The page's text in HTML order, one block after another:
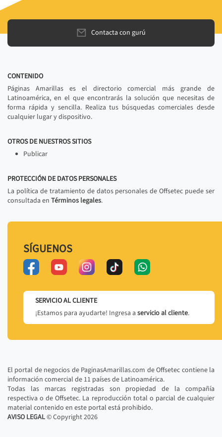
Contacta con gurú
CONTENIDO
Páginas Amarillas es el directorio comercial más grande de
Latinoamérica, en el que encontrarás la solución que necesitas de
forma rápida y sencilla. Realiza tus búsquedas comerciales desde
cualquier lugar y dispositivo.
OTROS DE NUESTROS SITIOS
Publicar
PROTECCIÓN DE DATOS PERSONALES
La política de tratamiento de datos personales de Offsetec puede ser
consultada en Términos legales.
SÍGUENOS
SERVICIO AL CLIENTE
¡Estamos para ayudarte! Ingresa a servicio al cliente.
El portal de negocios de PaginasAmarillas.com de Offsetec contiene la
información comercial de 11 países de Latinoamérica.
Todas las marcas registradas son propiedad de la compañía
respectiva o de Offsetec. La reproducción total o parcial de cualquier
material contenido en este portal está prohibido.
AVISO LEGAL© Copyright2026